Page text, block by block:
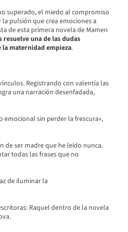
superado, el miedo al compromiso
pulsión que crea emociones a
de esta primera novela de Mamen
una de las dudas
maternidad empieza.
Registrando con valentía las
una narración desenfadada,
sin perder la frescura»,
de ser madre que he leído nunca.
todas las frases que no
de iluminar la
Raquel dentro de la novela